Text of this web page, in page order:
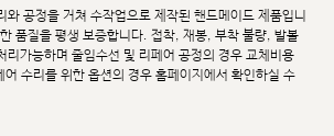
와 공정을 거쳐 수작업으로 제작된 핸드메이드 제품입니
품질을 평생 보증합니다. 접착, 재봉, 부착 불량, 발볼
리가능하며 줄임수선 및 리페어 공정의 경우 교체비용
수리를 위한 옵션의 경우 홈페이지에서 확인하실 수